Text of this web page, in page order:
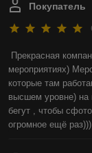
Покупатель
Прекрасная
мероприятиях)
которые там
высшем уровне) на
бегут , чтобы
огромное ещё раз)))